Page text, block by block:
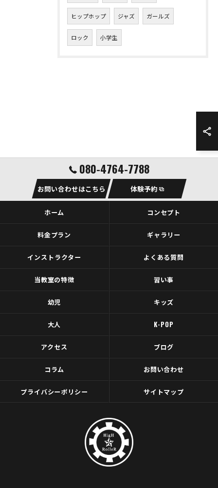
ヒップホップ ジャズ ガールズ
ロック 小学生
080-4764-7788
お問い合わせはこちら 体験予約
ホーム コンセプト
料金プラン ギャラリー
インストラクター よくある質問
当教室の特徴 習い事
幼児 キッズ
大人 K-POP
アクセス ブログ
コラム お問い合わせ
プライバシーポリシー サイトマップ